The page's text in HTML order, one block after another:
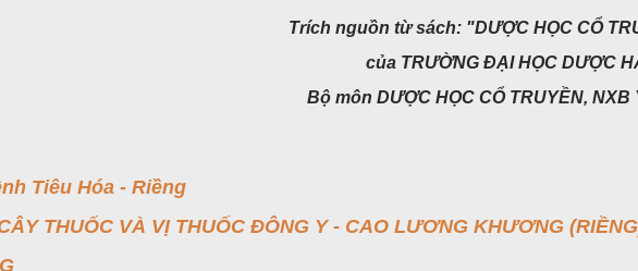
Trích nguồn từ sách: "DƯỢC HỌC CỔ
của TRƯỜNG ĐẠI HỌC DƯỢC
Bộ môn DƯỢC HỌC CỔ TRUYỀN, NXB
Tiêu Hóa - Riềng
THUỐC VÀ VỊ THUỐC ĐÔNG Y - CAO LƯƠNG KHƯƠNG